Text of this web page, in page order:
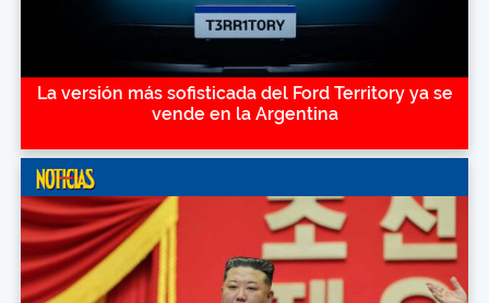
La versión más sofisticada del Ford Territory ya se
vende en la Argentina